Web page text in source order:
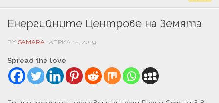
Енергийните Центрове на Земята
BY SAMARA · АПРИЛ 12, 2019
Spread the love